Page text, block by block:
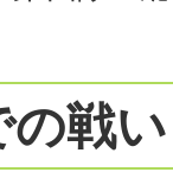
の戦い